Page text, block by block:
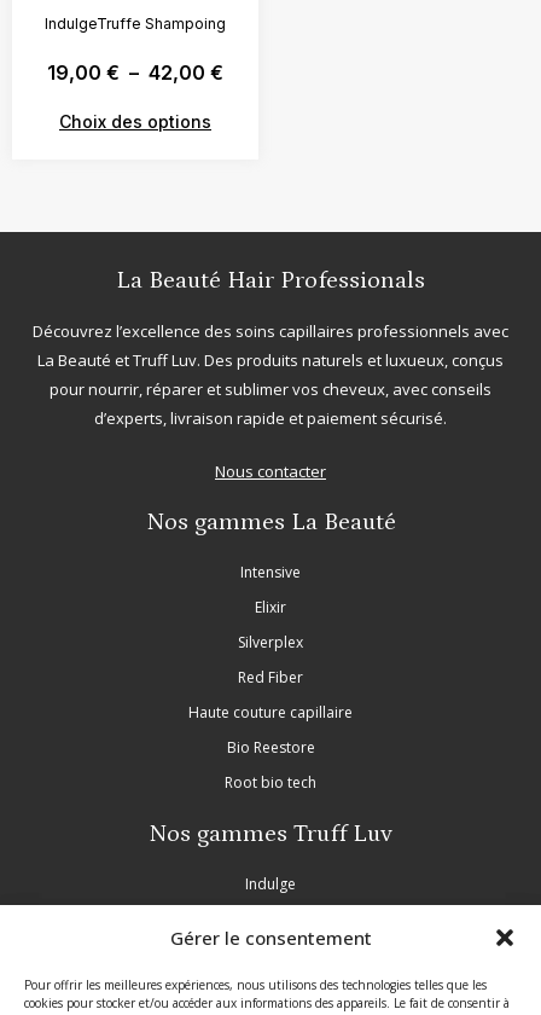
Gérer le consentement
Pour offrir les meilleures expériences, nous utilisons des technologies telles que les
cookies pour stocker et/ou accéder aux informations des appareils. Le fait de consentir à
IndulgeTruffe Shampoing
19,00 € – 42,00 €
Choix des options
La Beauté Hair Professionals
Découvrez l’excellence des soins capillaires professionnels avec
La Beauté etTruff Luv. Des produits naturels et luxueux, conçus
pour nourrir, réparer et sublimer vos cheveux, avec conseils
d’experts, livraison rapide et paiement sécurisé.
Nous contacter
Nos gammes La Beauté
Intensive
Elixir
Silverplex
Red Fiber
Haute couture capillaire
Bio Reestore
Root bio tech
Nos gammes Truff Luv
Indulge
Partie légale